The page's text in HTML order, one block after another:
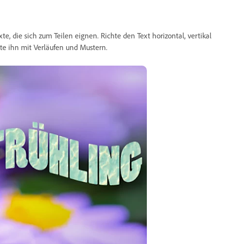
die sich zum Teilen eignen. Richte den Text horizontal, vertikal
ihn mit Verläufen und Mustern.